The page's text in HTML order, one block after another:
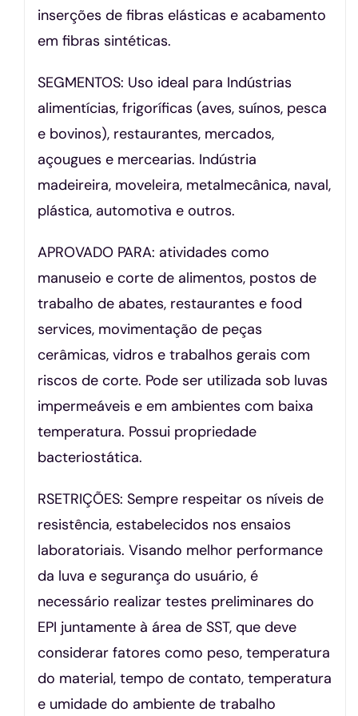
inserções de fibras elásticas e acabamento
em fibras sintéticas.
SEGMENTOS: Uso ideal para Indústrias
alimentícias, frigoríficas (aves, suínos, pesca
e bovinos), restaurantes, mercados,
açougues e mercearias. Indústria
madeireira, moveleira, metalmecânica, naval,
plástica, automotiva e outros.
APROVADO PARA: atividades como
manuseio e corte de alimentos, postos de
trabalho de abates, restaurantes e food
services, movimentação de peças
cerâmicas, vidros e trabalhos gerais com
riscos de corte. Pode ser utilizada sob luvas
impermeáveis e em ambientes com baixa
temperatura. Possui propriedade
bacteriostática.
RSETRIÇÕES: Sempre respeitar os níveis de
resistência, estabelecidos nos ensaios
laboratoriais. Visando melhor performance
da luva e segurança do usuário, é
necessário realizar testes preliminares do
EPI juntamente à área de SST, que deve
considerar fatores como peso, temperatura
do material, tempo de contato, temperatura
e umidade do ambiente de trabalho